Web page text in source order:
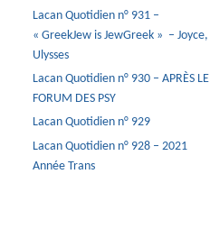
Lacan Quotidien n° 931 –
« GreekJew is JewGreek » – Joyce,
Ulysses
Lacan Quotidien n° 930 – APRÈS LE
FORUM DES PSY
Lacan Quotidien n° 929
Lacan Quotidien n° 928 – 2021
Année Trans